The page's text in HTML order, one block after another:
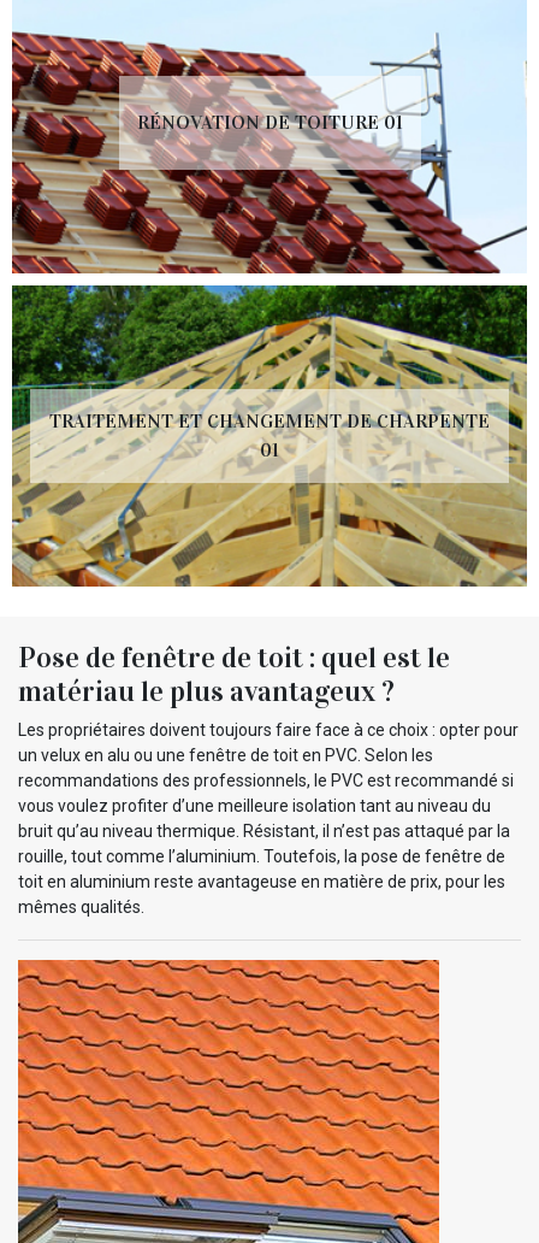
RÉNOVATION DE TOITURE 01
TRAITEMENT ET CHANGEMENT DE CHARPENTE
01
Pose de fenêtre de toit : quel est le
matériau le plus avantageux ?
Les propriétaires doivent toujours faire face à ce choix : opter pour
un velux en alu ou une fenêtre de toit en PVC. Selon les
recommandations des professionnels, le PVC est recommandé si
vous voulez profiter d’une meilleure isolation tant au niveau du
bruit qu’au niveau thermique. Résistant, il n’est pas attaqué par la
rouille, tout comme l’aluminium. Toutefois, la pose de fenêtre de
toit en aluminium reste avantageuse en matière de prix, pour les
mêmes qualités.